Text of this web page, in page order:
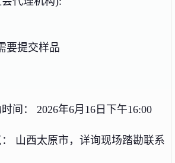
要提交样品
间： 2026年6月16日下午16:00
： 山西太原市，详询现场踏勘联系